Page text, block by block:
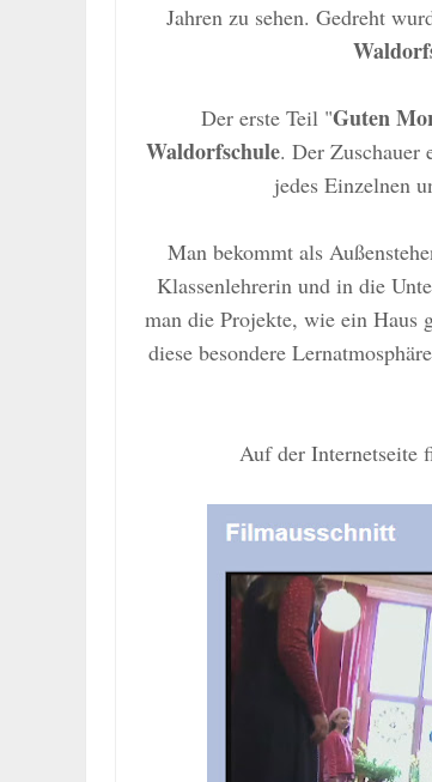
Jahren zu sehen. Gedreht
Der ersteTeil "Guten
Waldorfschule. Der Zuschauer
jedes Einzelnen
Man bekommt als
Klassenlehrerin und in die
man die Projekte, wie ein Haus
diese besondere Lerna
Auf der Internetseite